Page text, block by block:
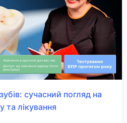
сучасний погляд на
та лікування